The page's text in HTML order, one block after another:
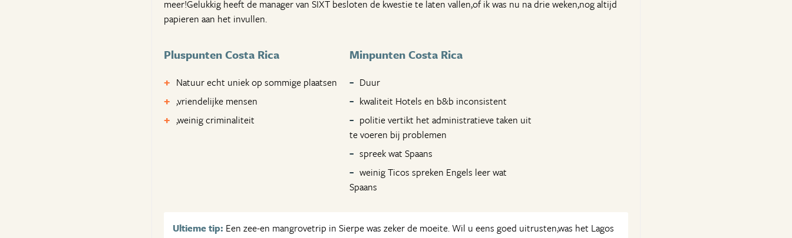
meer!Gelukkig heeft de manager van SIXT besloten de kwestie te laten vallen,of ik was nu na drie weken,nog altijd
papieren aan het invullen.
Pluspunten Costa Rica
Natuur echt uniek op sommige plaatsen
,vriendelijke mensen
,weinig criminaliteit
Minpunten Costa Rica
Duur
kwaliteit Hotels en b&b inconsistent
politie vertikt het administratieve taken uit
te voeren bij problemen
spreek wat Spaans
weinig Ticos spreken Engels leer wat
Spaans
Ultieme tip: Een zee-en mangrovetrip in Sierpe was zeker de moeite. Wil u eens goed uitrusten,was het Lagos